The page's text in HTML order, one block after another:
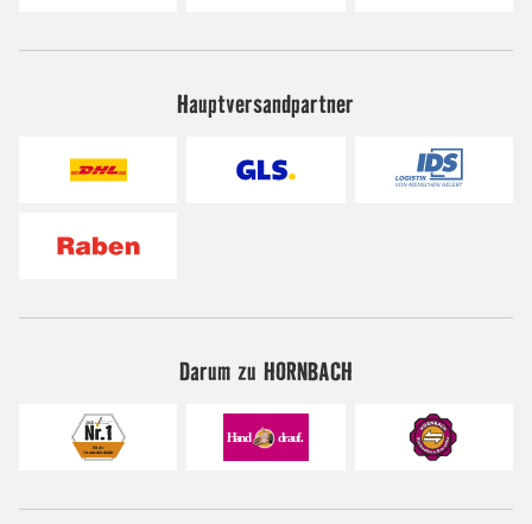
Hauptversandpartner
Darum zu HORNBACH